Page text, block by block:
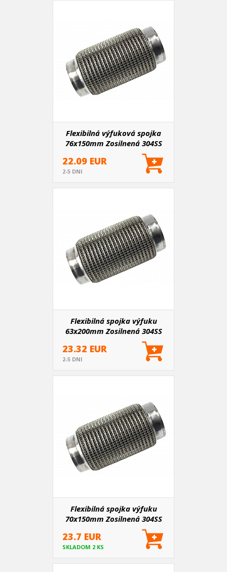
Flexibilná výfuková spojka
76x150mm Zosilnená 304SS
22.09 EUR
2-5 DNI
Flexibilná spojka výfuku
63x200mm Zosilnená 304SS
23.32 EUR
2-5 DNI
Flexibilná spojka výfuku
70x150mm Zosilnená 304SS
23.7 EUR
SKLADOM 2 KS